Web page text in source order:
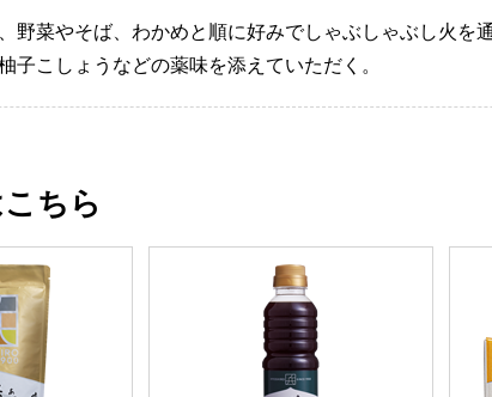
野菜やそば、わかめと順に好みでしゃぶしゃぶし火を
子こしょうなどの薬味を添えていただく。
ちら